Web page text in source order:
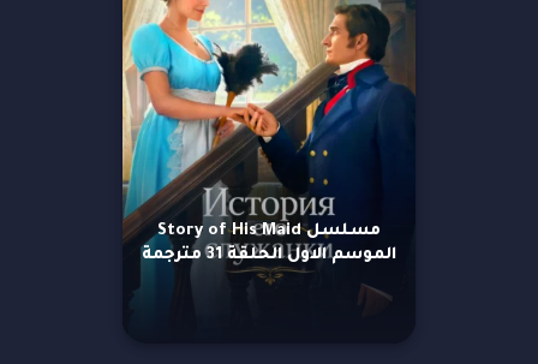
مسلسل Story of His Maid
الموسم الاول الحلقة 31 مترجمة